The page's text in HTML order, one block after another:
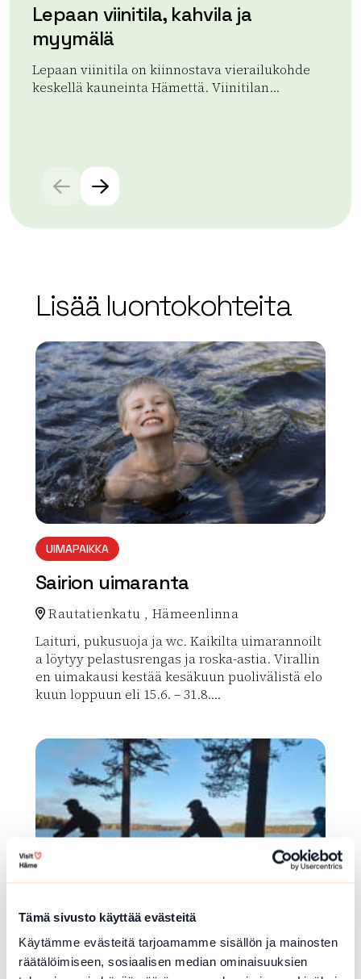
Tämä sivusto käyttää evästeitä
Käytämme evästeitä tarjoamamme sisällön ja mainosten
räätälöimiseen, sosiaalisen median ominaisuuksien
Lepaan viinitila, kahvila ja
myymälä
Lepaan viinitila on kiinnostava vierailukohde
keskellä kauneinta Hämettä. Viinitilan...
Lisää luontokohteita
array(0) { }
UIMAPAIKKA
Sairion uimaranta
Rautatienkatu , Hämeenlinna
Laituri, pukusuoja ja wc. Kaikilta uimarannoilt
a löytyy pelastusrengas ja roska-astia. Virallin
en uimakausi kestää kesäkuun puolivälistä elo
kuun loppuun eli 15.6. – 31.8....
array(0) { }
PYÖRÄILYREITTI